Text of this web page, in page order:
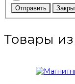
Отправить
Товары